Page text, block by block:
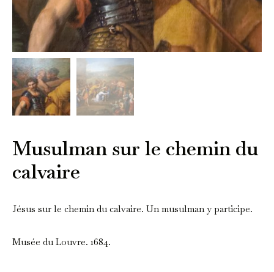
Musulman sur le chemin du
calvaire
Jésus sur le chemin du calvaire. Un musulman y participe.
Musée du Louvre. 1684.